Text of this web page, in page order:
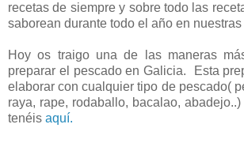
recetas de siempre y sobre todo las
saborean durante todo el año en
Hoy os traigo una de las maneras
preparar el pescado en Galicia. Esta
elaborar con cualquier tipo de pescado(
raya, rape, rodaballo, bacalao,
tenéis aquí.